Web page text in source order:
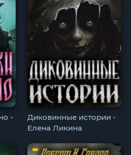
-
Диковинные истории -
Елена Ликина